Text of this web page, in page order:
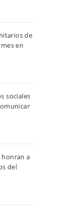
de
en
sociales
a
del